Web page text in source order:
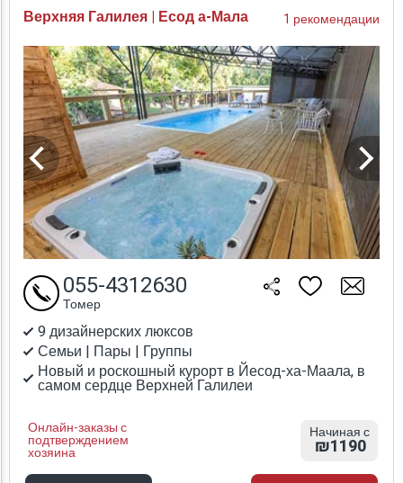
Верхняя Галилея | Есод а-Мала 1 рекомендации
9 дизайнерских люксов
Семьи | Пары | Группы
Новый и роскошный курорт в Йесод-ха-Маала, в
самом сердце Верхней Галилеи
Онлайн-заказы с
подтверждением
хозяина
055-4312630
Томер
Начиная с
₪1190